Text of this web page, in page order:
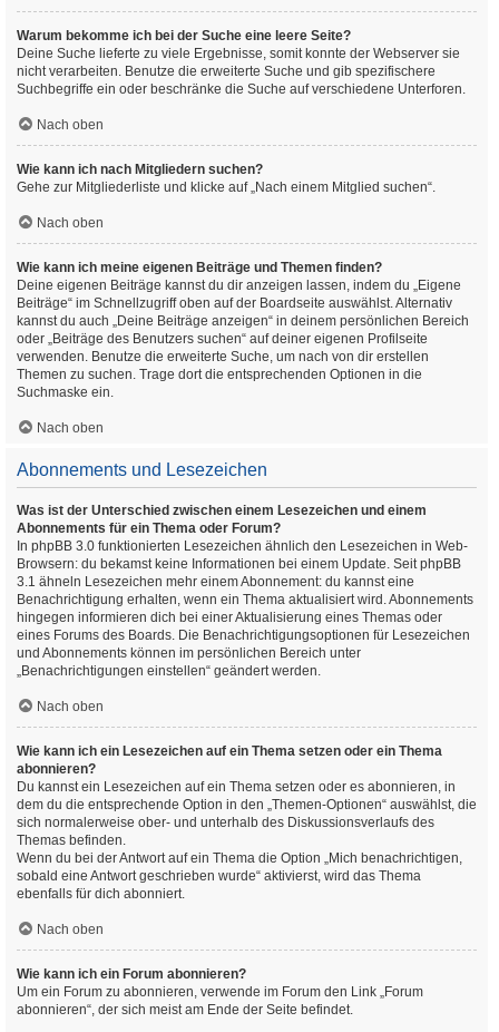
Warum bekomme ich bei der Suche eine leere Seite?
Deine Suche lieferte zu viele Ergebnisse, somit konnte der Webserver sie
nicht verarbeiten. Benutze die erweiterte Suche und gib spezifischere
Suchbegriffe ein oder beschränke die Suche auf verschiedene Unterforen.
Nach oben
Wie kann ich nach Mitgliedern suchen?
Gehe zur Mitgliederliste und klicke auf „Nach einem Mitglied suchen“.
Nach oben
Wie kann ich meine eigenen Beiträge und Themen finden?
Deine eigenen Beiträge kannst du dir anzeigen lassen, indem du „Eigene
Beiträge“ im Schnellzugriff oben auf der Boardseite auswählst. Alternativ
kannst du auch „Deine Beiträge anzeigen“ in deinem persönlichen Bereich
oder „Beiträge des Benutzers suchen“ auf deiner eigenen Profilseite
verwenden. Benutze die erweiterte Suche, um nach von dir erstellen
Themen zu suchen. Trage dort die entsprechenden Optionen in die
Suchmaske ein.
Nach oben
Abonnements und Lesezeichen
Was ist der Unterschied zwischen einem Lesezeichen und einem
Abonnements für ein Thema oder Forum?
In phpBB 3.0 funktionierten Lesezeichen ähnlich den Lesezeichen in Web-
Browsern: du bekamst keine Informationen bei einem Update. Seit phpBB
3.1 ähneln Lesezeichen mehr einem Abonnement: du kannst eine
Benachrichtigung erhalten, wenn ein Thema aktualisiert wird. Abonnements
hingegen informieren dich bei einer Aktualisierung eines Themas oder
eines Forums des Boards. Die Benachrichtigungsoptionen für Lesezeichen
und Abonnements können im persönlichen Bereich unter
„Benachrichtigungen einstellen“ geändert werden.
Nach oben
Wie kann ich ein Lesezeichen auf ein Thema setzen oder ein Thema
abonnieren?
Du kannst ein Lesezeichen auf ein Thema setzen oder es abonnieren, in
dem du die entsprechende Option in den „Themen-Optionen“ auswählst, die
sich normalerweise ober- und unterhalb des Diskussionsverlaufs des
Themas befinden.
Wenn du bei der Antwort auf ein Thema die Option „Mich benachrichtigen,
sobald eine Antwort geschrieben wurde“ aktivierst, wird das Thema
ebenfalls für dich abonniert.
Nach oben
Wie kann ich ein Forum abonnieren?
Um ein Forum zu abonnieren, verwende im Forum den Link „Forum
abonnieren“, der sich meist am Ende der Seite befindet.